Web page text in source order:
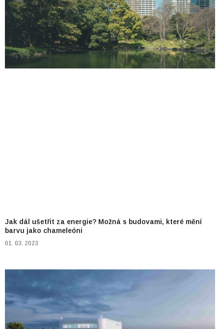
Jak dál ušetřit za energie? Možná s budovami, které mění
barvu jako chameleóni
01. 03. 2023